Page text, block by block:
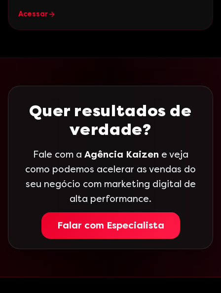
Acessar
Quer resultados de
verdade?
Fale com a Agência Kaizen e veja
como podemos acelerar as vendas do
seu negócio com marketing digital de
alta performance.
Falar com Especialista